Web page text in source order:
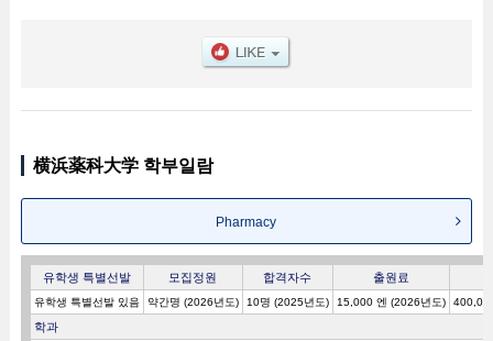
横浜薬科大学 학부일람
Pharmacy
유학생 특별선발 모집정원 합격자수 출원료
유학생 특별선발 있음 약간명 (2026년도) 10명 (2025년도) 15,000 엔 (2026년도)
학과